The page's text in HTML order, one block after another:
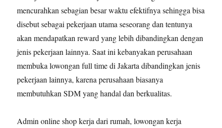
mencurahkan sebagian besar waktu efektifnya sehingga bisa
disebut sebagai pekerjaan utama seseorang dan tentunya
akan mendapatkan reward yang lebih dibandingkan dengan
jenis pekerjaan lainnya. Saat ini kebanyakan perusahaan
membuka lowongan full time di Jakarta dibandingkan jenis
pekerjaan lainnya, karena perusahaan biasanya
membutuhkan SDM yang handal dan berkualitas.
Admin online shop kerja dari rumah, lowongan kerja